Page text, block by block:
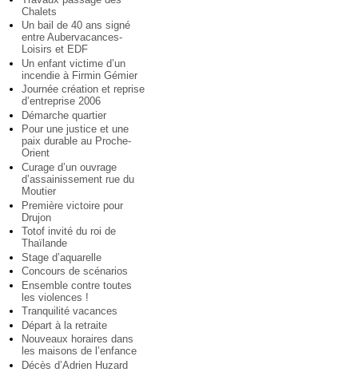
Chalets
Un bail de 40 ans signé
entre Aubervacances-
Loisirs et EDF
Un enfant victime d’un
incendie à Firmin Gémier
Journée création et reprise
d’entreprise 2006
Démarche quartier
Pour une justice et une
paix durable au Proche-
Orient
Curage d’un ouvrage
d’assainissement rue du
Moutier
Première victoire pour
Drujon
Totof invité du roi de
Thaïlande
Stage d’aquarelle
Concours de scénarios
Ensemble contre toutes
les violences !
Tranquilité vacances
Départ à la retraite
Nouveaux horaires dans
les maisons de l’enfance
Décès d’Adrien Huzard